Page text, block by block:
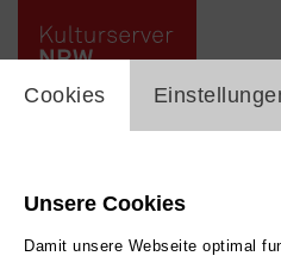
cookie_layer
Cookies
Unsere Cookies
Damit unsere Webseite optimal